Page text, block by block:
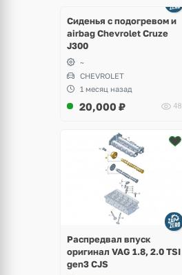
Сиденья с подогревом и
airbag Chevrolet Cruze
J300
~
CHEVROLET
1 месяц назад
20,000 ₽ 48
Распредвал впуск
оригинал VAG 1.8, 2.0 TSI
gen3 CJS
2 фото